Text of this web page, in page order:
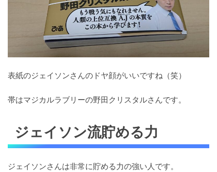
表紙のジェイソンさんのドヤ顔がいいですね（笑）
帯はマジカルラブリーの野田クリスタルさんです。
ジェイソン流貯める力
ジェイソンさんは非常に貯める力の強い人です。